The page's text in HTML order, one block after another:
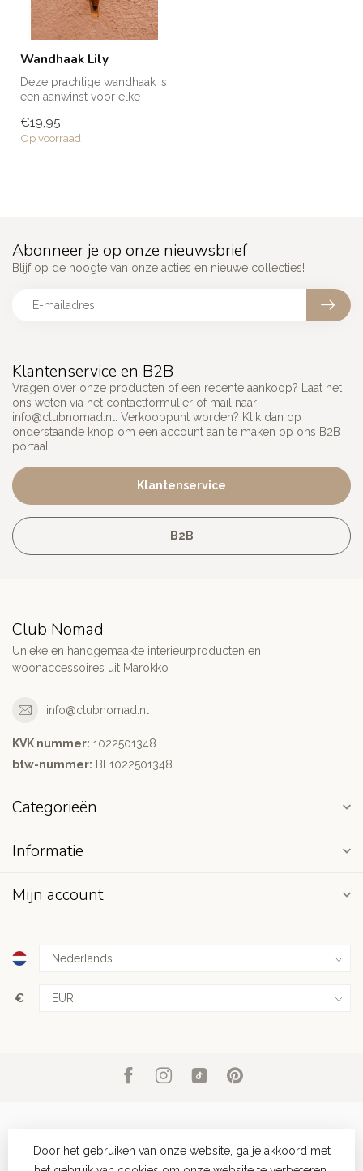
Wandhaak Lily
Deze prachtige wandhaak is
een aanwinst voor elke
handd...
€19,95
Op voorraad
Klantenservice en B2B
Vragen over onze producten of een recente aankoop? Laat het
ons weten via het contactformulier of mail naar
info@clubnomad.nl . Verkooppunt worden? Klik dan op
onderstaande knop om een account aan te maken op ons B2B
portaal.
Klantenservice
B2B
Abonneer je op onze nieuwsbrief
Blijf op de hoogte van onze acties en nieuwe collecties!
Club Nomad
Unieke en handgemaakte interieurproducten en
woonaccessoires uit Marokko
info@clubnomad.nl
KVK nummer: 1022501348
btw-nummer: BE1022501348
Categorieën
Informatie
Mijn account
€
Door het gebruiken van onze website, ga je akkoord met